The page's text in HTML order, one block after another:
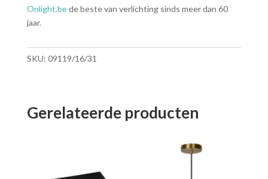
Onlight.bede beste van verlichting sinds meer dan 60
jaar.
SKU: 09119/16/31
Gerelateerde producten